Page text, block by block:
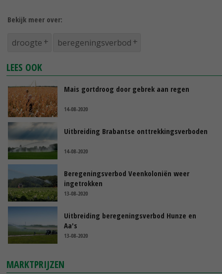
Bekijk meer over:
droogte beregeningsverbod
LEES OOK
Mais gortdroog door gebrek aan regen
14-08-2020
Uitbreiding Brabantse onttrekkingsverboden
14-08-2020
Beregeningsverbod Veenkoloniën weer
ingetrokken
13-08-2020
Uitbreiding beregeningsverbod Hunze en
Aa's
13-08-2020
MARKTPRIJZEN